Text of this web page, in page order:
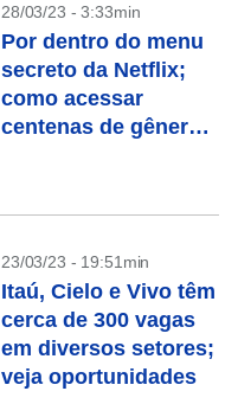
28/03/23 - 3:33min
Por dentro do menu
secreto da Netflix;
como acessar
centenas de gêneros
23/03/23 - 19:51min
Itaú, Cielo e Vivo têm
cerca de 300 vagas
em diversos setores;
veja oportunidades